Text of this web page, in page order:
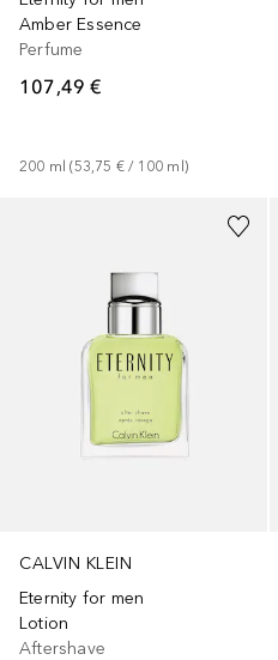
Amber Essence
Perfume
107,49 €
200 ml (53,75 € / 100 ml )
CALVIN KLEIN
Eternity for men
Lotion
Aftershave